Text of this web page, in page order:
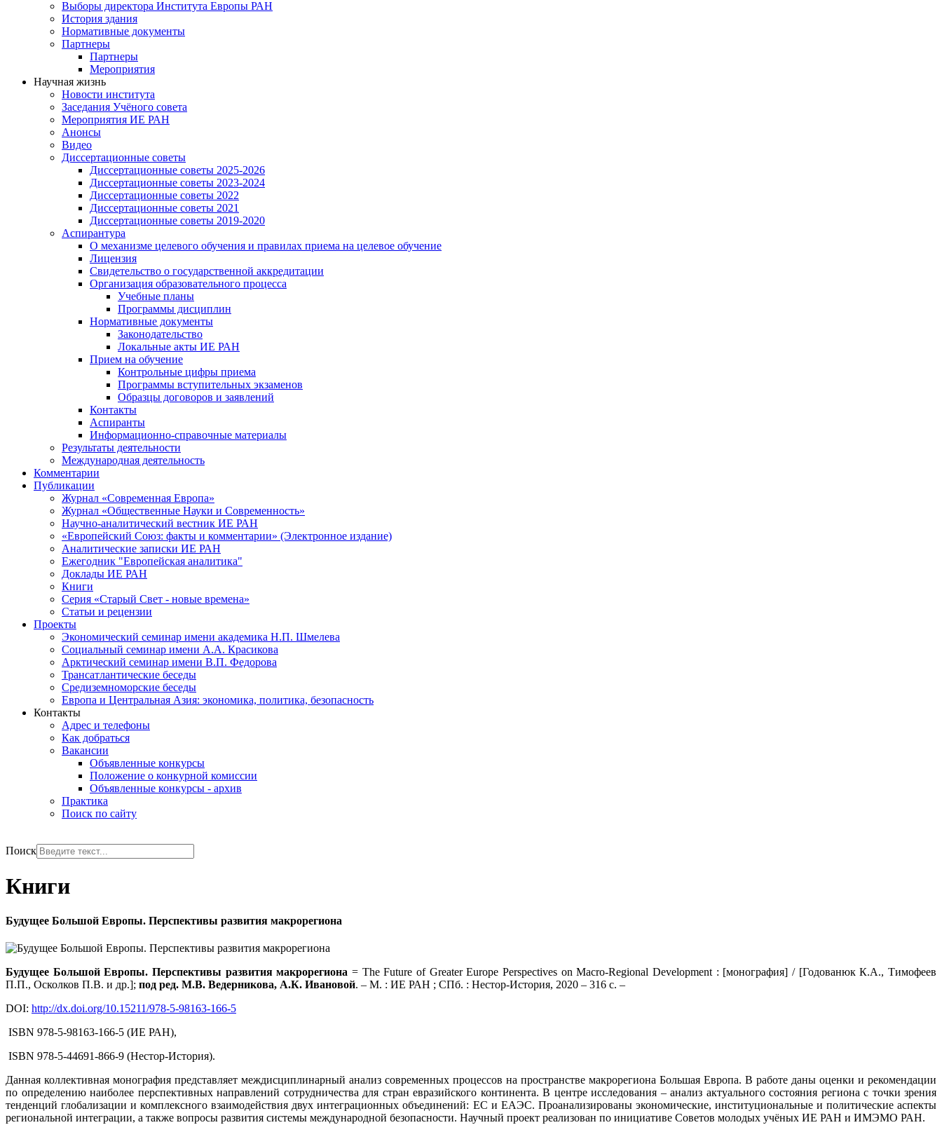
Выборы директора Института Европы РАН
История здания
Нормативные документы
Партнеры
Партнеры
Мероприятия
Научная жизнь
Новости института
Заседания Учёного совета
Мероприятия ИЕ РАН
Анонсы
Видео
Диссертационные советы
Диссертационные советы 2025-2026
Диссертационные советы 2023-2024
Диссертационные советы 2022
Диссертационные советы 2021
Диссертационные советы 2019-2020
Аспирантура
О механизме целевого обучения и правилах приема на целевое обучение
Лицензия
Свидетельство о государственной аккредитации
Организация образовательного процесса
Учебные планы
Программы дисциплин
Нормативные документы
Законодательство
Локальные акты ИЕ РАН
Прием на обучение
Контрольные цифры приема
Программы вступительных экзаменов
Образцы договоров и заявлений
Контакты
Аспиранты
Информационно-справочные материалы
Результаты деятельности
Международная деятельность
Комментарии
Публикации
Журнал «Современная Европа»
Журнал «Общественные Науки и Современность»
Научно-аналитический вестник ИЕ РАН
«Европейский Союз: факты и комментарии» (Электронное издание)
Аналитические записки ИЕ РАН
Ежегодник "Европейская аналитика"
Доклады ИЕ РАН
Книги
Серия «Старый Свет - новые времена»
Статьи и рецензии
Проекты
Экономический семинар имени академика Н.П. Шмелева
Социальный семинар имени А.А. Красикова
Арктический семинар имени В.П. Федорова
Трансатлантические беседы
Средиземноморские беседы
Европа и Центральная Азия: экономика, политика, безопасность
Контакты
Адрес и телефоны
Как добраться
Вакансии
Объявленные конкурсы
Положение о конкурной комиссии
Объявленные конкурсы - архив
Практика
Поиск по сайту
Поиск
Книги
Будущее Большой Европы. Перспективы развития макрорегиона
Будущее Большой Европы. Перспективы развития макрорегиона = The Future of Greater Europe Perspectives on Macro-Regional Development : [монография] / [Годованюк К.А., Тимофеев
П.П., Осколков П.В. и др.]; под ред. М.В. Ведерникова, А.К. Ивановой. – М. : ИЕ РАН ; СПб. : Нестор-История, 2020 – 316 с. –
DOI: http://dx.doi.org/10.15211/978-5-98163-166-5
ISBN 978-5-98163-166-5 (ИЕ РАН),
ISBN 978-5-44691-866-9 (Нестор-История).
Данная коллективная монография представляет междисциплинарный анализ современных процессов на пространстве макрорегиона Большая Европа. В работе даны оценки и рекомендации
по определению наиболее перспективных направлений сотрудничества для стран евразийского континента. В центре исследования – анализ актуального состояния региона с точки зрения
тенденций глобализации и комплексного взаимодействия двух интеграционных объединений: ЕС и ЕАЭС. Проанализированы экономические, институциональные и политические аспекты
региональной интеграции, а также вопросы развития системы международной безопасности. Научный проект реализован по инициативе Советов молодых учёных ИЕ РАН и ИМЭМО РАН.